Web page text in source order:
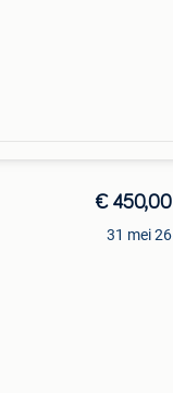
€ 450,00
31 mei 26